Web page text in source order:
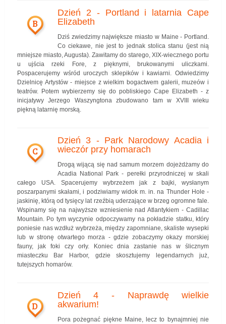
B
Dzień 2 - Portland i latarnia Cape
Elizabeth
Dziś zwiedzimy największe miasto w Maine - Portland.
Co ciekawe, nie jest to jednak stolica stanu (jest nią
mniejsze miasto, Augusta). Zawitamy do starego, XIX-wiecznego portu
u ujścia rzeki Fore, z pięknymi, brukowanymi uliczkami.
Pospacerujemy wśród uroczych sklepików i kawiarni. Odwiedzimy
Dzielnicę Artystów - miejsce z wielkim bogactwem galerii, muzeów i
teatrów. Potem wybierzemy się do pobliskiego Cape Elizabeth - z
inicjatywy Jerzego Waszyngtona zbudowano tam w XVIII wieku
piękną latarnię morską.
C
Dzień 3 - Park Narodowy Acadia i
wieczór przy homarach
Drogą wijącą się nad samum morzem dojeżdżamy do
Acadia National Park - perełki przyrodniczej w skali
całego USA. Spacerujemy wybrzeżem jak z bajki, wysłanym
poszarpanymi skałami, i podziwiamy widok m. in. na Thunder Hole -
jaskinię, którą od tysięcy lat rzeźbią uderzające w brzeg ogromne fale.
Wspinamy się na najwyższe wzniesienie nad Atlantykiem - Cadillac
Mountain. Po tym wyczynie odpoczywamy na pokładzie statku, który
poniesie nas wzdłuż wybrzeża, między zapomniane, skaliste wysepki
lub w stronę otwartego morza - gdzie zobaczymy okazy morskiej
fauny, jak foki czy orły. Koniec dnia zastanie nas w ślicznym
miasteczku Bar Harbor, gdzie skosztujemy legendarnych już,
tutejszych homarów.
D
Dzień 4 - Naprawdę wielkie
akwarium!
Pora pożegnać piękne Maine, lecz to bynajmniej nie